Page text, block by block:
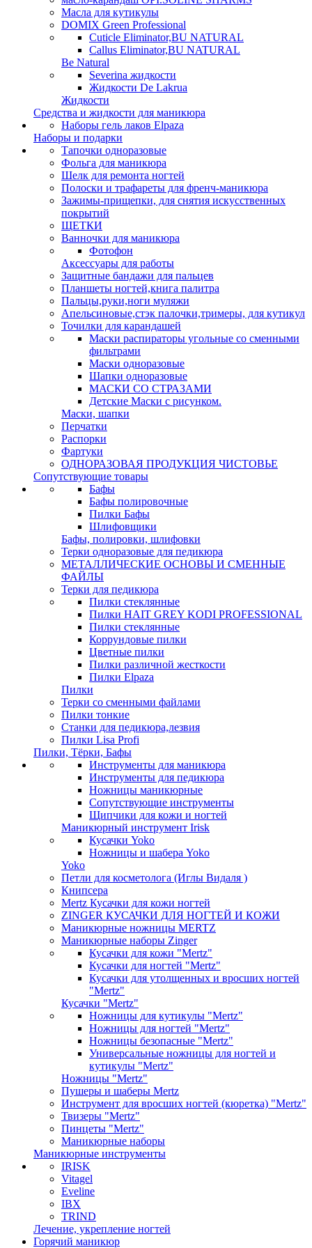
Масла для кутикулы
DOMIX Green Professional
Cuticle Eliminator,BU NATURAL
Callus Eliminator,BU NATURAL
Be Natural
Severina жидкости
Жидкости De Lakrua
Жидкости
Средства и жидкости для маникюра
Наборы гель лаков Elpaza
Наборы и подарки
Тапочки одноразовые
Фольга для маникюра
Шелк для ремонта ногтей
Полоски и трафареты для френч-маникюра
Зажимы-прищепки, для снятия искусственных
покрытий
ЩЕТКИ
Ванночки для маникюра
Фотофон
Аксессуары для работы
Защитные бандажи для пальцев
Планшеты ногтей,книга палитра
Пальцы,руки,ноги муляжи
Апельсиновые,стэк палочки,тримеры, для кутикул
Точилки для карандашей
Маски распираторы угольные со сменными
фильтрами
Маски одноразовые
Шапки одноразовые
МАСКИ СО СТРАЗАМИ
Детские Маски с рисунком.
Маски, шапки
Перчатки
Распорки
Фартуки
ОДНОРАЗОВАЯ ПРОДУКЦИЯ ЧИСТОВЬЕ
Сопутствующие товары
Бафы
Бафы полировочные
Пилки Бафы
Шлифовщики
Бафы, полировки, шлифовки
Терки одноразовые для педикюра
МЕТАЛЛИЧЕСКИЕ ОСНОВЫ И СМЕННЫЕ
ФАЙЛЫ
Терки для педикюра
Пилки стеклянные
Пилки HAIT GREY KODI PROFESSIONAL
Пилки стеклянные
Коррундовые пилки
Цветные пилки
Пилки различной жесткости
Пилки Elpaza
Пилки
Терки со сменными файлами
Пилки тонкие
Станки для педикюра,лезвия
Пилки Lisa Profi
Пилки, Тёрки, Бафы
Инструменты для маникюра
Инструменты для педикюра
Ножницы маникюрные
Сопутствующие инструменты
Щипчики для кожи и ногтей
Маникюрный инструмент Irisk
Кусачки Yoko
Ножницы и шабера Yoko
Yoko
Петли для косметолога (Иглы Видаля )
Книпсера
Mertz Кусачки для кожи ногтей
ZINGER КУСАЧКИ ДЛЯ НОГТЕЙ И КОЖИ
Маникюрные ножницы MERTZ
Маникюрные наборы Zinger
Кусачки для кожи "Mertz"
Кусачки для ногтей "Mertz"
Кусачки для утолщенных и вросших ногтей
"Mertz"
Кусачки "Mertz"
Ножницы для кутикулы "Mertz"
Ножницы для ногтей "Mertz"
Ножницы безопасные "Mertz"
Универсальные ножницы для ногтей и
кутикулы "Mertz"
Ножницы "Mertz"
Пушеры и шаберы Mertz
Инструмент для вросших ногтей (кюретка) "Mertz"
Твизеры "Mertz"
Пинцеты "Mertz"
Маникюрные наборы
Маникюрные инструменты
IRISK
Vitagel
Eveline
IBX
TRIND
Лечение, укрепление ногтей
Горячий маникюр